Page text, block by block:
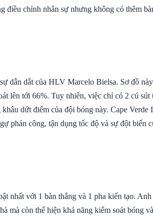
điều chỉnh nhân sự nhưng không có thêm
dẫn dắt của HLV Marcelo Bielsa. Sơ đồ
lên tới 66%. Tuy nhiên, việc chỉ có 2 cú sút
dứt điểm của đội bóng này. Cape Verde
phản công, tận dụng tốc độ và sự đột biến
nhất với 1 bàn thắng và 1 pha kiến tạo.
mà còn thể hiện khả năng kiểm soát bóng